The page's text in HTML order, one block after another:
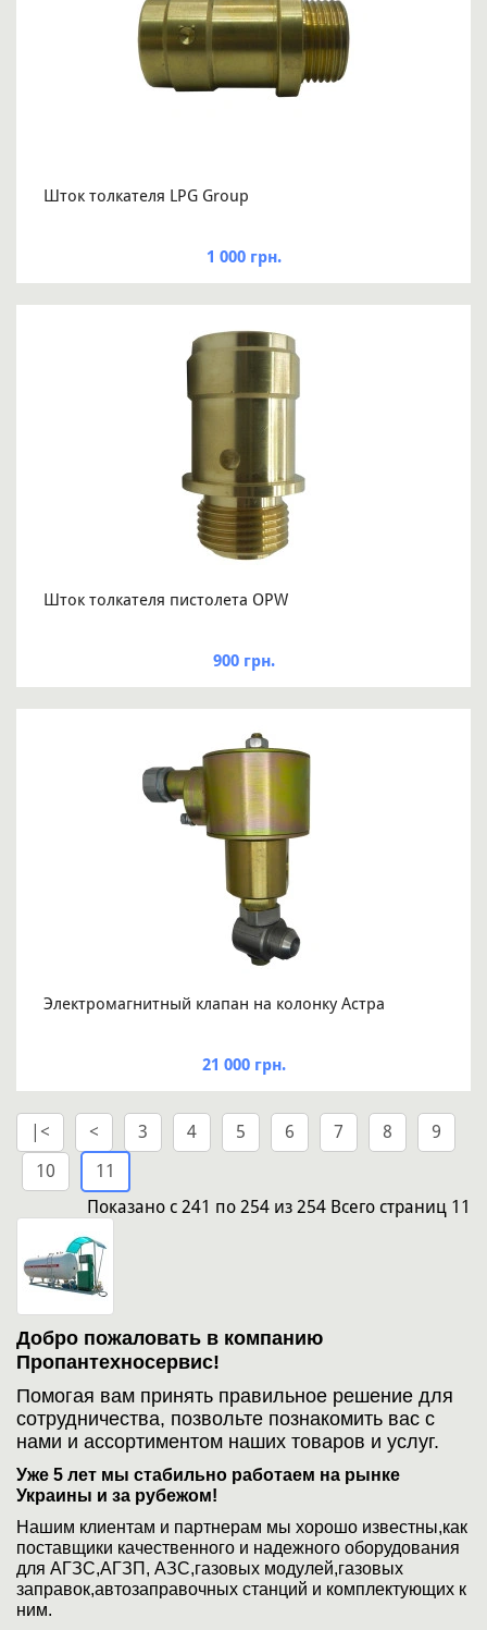
Шток толкателя LPG Group
1 000 грн.
Шток толкателя пистолета OPW
900 грн.
Электромагнитный клапан на колонку Астра
21 000 грн.
|< < 3 4 5 6 7 8
9
10
11
Показано с 241 по 254 из 254 Всего страниц 11
Добро пожаловать в компанию
Пропантехносервис!
Помогая вам принять правильное решение для
сотрудничества, позвольте познакомить вас с
нами и ассортиментом наших товаров и услуг.
Уже 5 лет мы стабильно работаем на рынке
Украины и за рубежом!
Нашим клиентам и партнерам мы хорошо известны,как
поставщики качественного и надежного оборудования
для АГЗС,АГЗП, АЗС,газовых модулей,газовых
заправок,автозаправочных станций и комплектующих к
ним.